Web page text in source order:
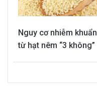
Nguy cơ nhiễm khuẩn
từ hạt nêm “3 không”